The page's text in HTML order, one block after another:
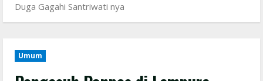
Duga Gagahi Santriwati nya
Umum